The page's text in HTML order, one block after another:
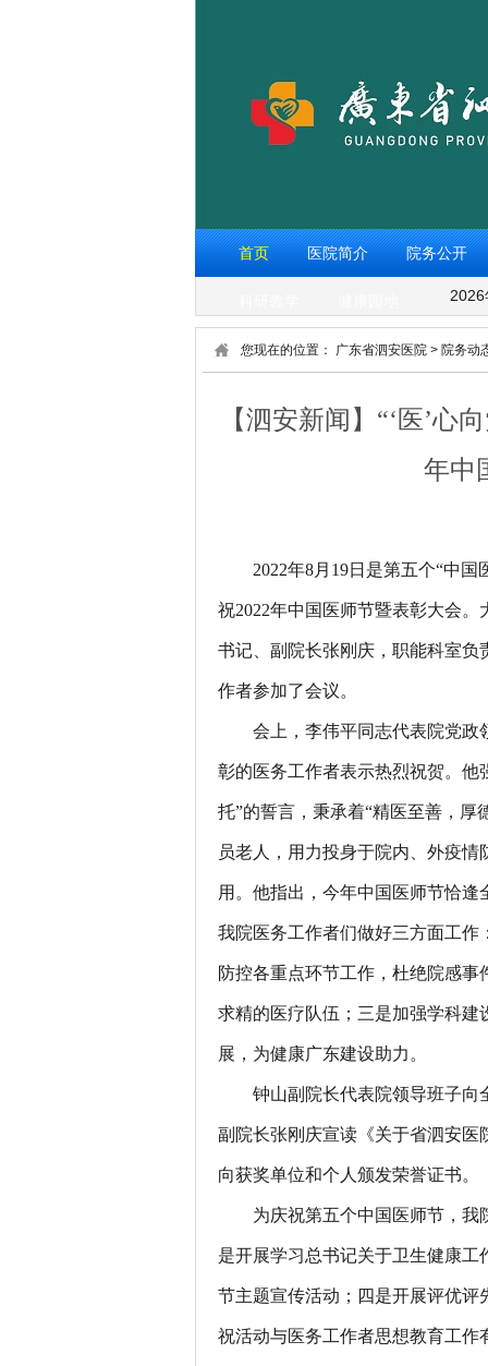
首页 医院简介 院务公开
您现在的位置： 广东省泗安医院 > 院务动
【泗安新闻】“‘医’
年中
2022年8月19日是第五个“中
祝2022年中国医师节暨表彰大会
书记、副院长张刚庆，职能科室
作者参加了会议。
会上，李伟平同志代表院党政
彰的医务工作者表示热烈祝贺。他
托”的誓言，秉承着“精医至善，
员老人，用力投身于院内、外疫
用。他指出，今年中国医师节恰
我院医务工作者们做好三方面工
防控各重点环节工作，杜绝院感
求精的医疗队伍；三是加强学科
展，为健康广东建设助力。
钟山副院长代表院领导班子向
副院长张刚庆宣读《关于省泗安医
向获奖单位和个人颁发荣誉证书。
为庆祝第五个中国医师节，我
是开展学习总书记关于卫生健康工
节主题宣传活动；四是开展评优
祝活动与医务工作者思想教育工作